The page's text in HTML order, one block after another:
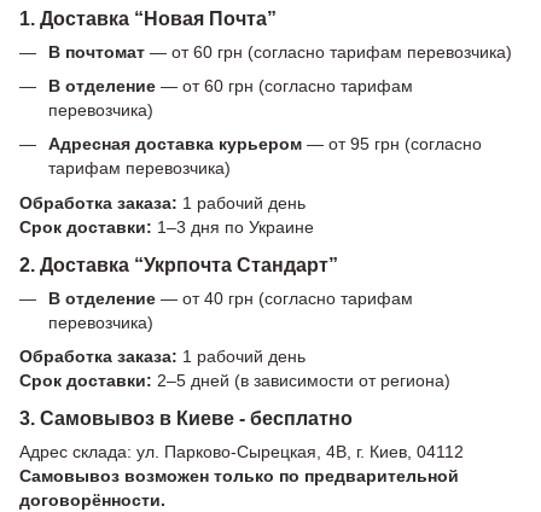
1. Доставка “Новая Почта”
В почтомат — от 60 грн (согласно тарифам перевозчика)
В отделение — от 60 грн (согласно тарифам
перевозчика)
Адресная доставка курьером — от 95 грн (согласно
тарифам перевозчика)
Обработка заказа: 1 рабочий день
Срок доставки: 1–3 дня по Украине
2. Доставка “Укрпочта Стандарт”
В отделение — от 40 грн (согласно тарифам
перевозчика)
Обработка заказа: 1 рабочий день
Срок доставки: 2–5 дней (в зависимости от региона)
3. Самовывоз в Киеве - бесплатно
Адрес склада: ул. Парково-Сырецкая, 4В, г. Киев, 04112
Самовывоз возможен только по предварительной
договорённости.